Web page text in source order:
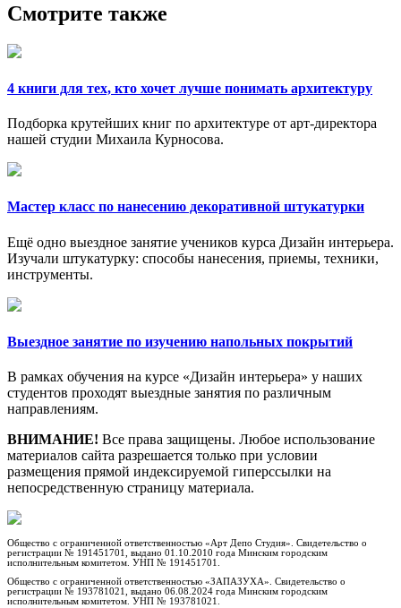
Смотрите также
4 книги для тех, кто хочет лучше понимать архитектуру
Подборка крутейших книг по архитектуре от арт-директора
нашей студии Михаила Курносова.
Мастер класс по нанесению декоративной штукатурки
Ещё одно выездное занятие учеников курса Дизайн интерьера.
Изучали штукатурку: способы нанесения, приемы, техники,
инструменты.
Выездное занятие по изучению напольных покрытий
В рамках обучения на курсе «Дизайн интерьера» у наших
студентов проходят выездные занятия по различным
направлениям.
ВНИМАНИЕ! Все права защищены. Любое использование
материалов сайта разрешается только при условии
размещения прямой индексируемой гиперссылки на
непосредственную страницу материала.
Общество с ограниченной ответственностью «Арт Депо Студия». Свидетельство о
регистрации № 191451701, выдано 01.10.2010 года Минским городским
исполнительным комитетом. УНП № 191451701.
Общество с ограниченной ответственностью «ЗАПАЗУХА». Свидетельство о
регистрации № 193781021, выдано 06.08.2024 года Минским городским
исполнительным комитетом. УНП № 193781021.